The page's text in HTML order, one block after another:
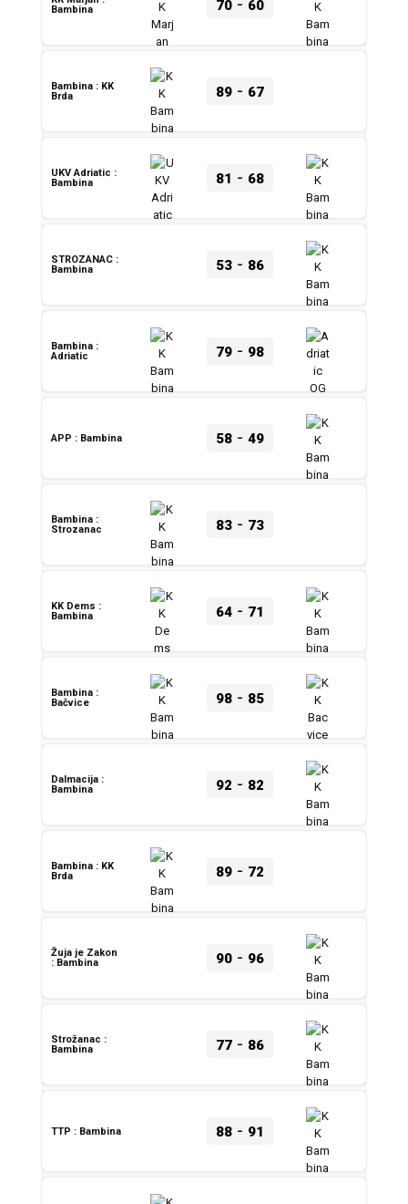
70 60
Bambina
89- 67
Bambina : KK
Brda
81 - 68
UKV Adriatic :
Bambina
53- 86
STROZANAC :
Bambina
79- 98
Bambina :
Adriatic
58- 49
APP : Bambina
83- 73
Bambina :
Strozanac
64- 71
KK Dems :
Bambina
98- 85
Bambina :
Bačvice
92 - 82
Dalmacija :
Bambina
89- 72
Bambina : KK
Brda
90- 96
Žuja je Zakon
: Bambina
77- 86
Strožanac :
Bambina
88- 91
TTP : Bambina